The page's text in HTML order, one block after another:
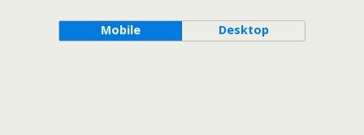
Mobile Desktop